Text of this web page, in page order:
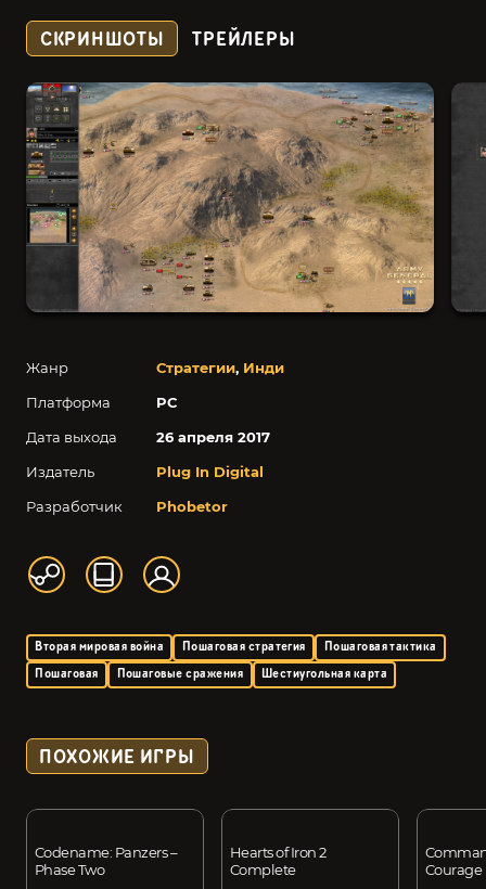
Жанр Стратегии, Инди
Платформа
PC
Дата выхода
26 апреля 2017
Издатель
Plug In Digital
Разработчик
Phobetor
Вторая мировая война Пошаговая стратегия
Пошаговая тактика
Пошаговая
Пошаговые сражения Шестиугольная карта
СКРИНШОТЫ ТРЕЙЛЕРЫ
ПОХОЖИЕ ИГРЫ
Codename: Panzers –
Phase Two
Hearts of Iron 2
Complete
Courage